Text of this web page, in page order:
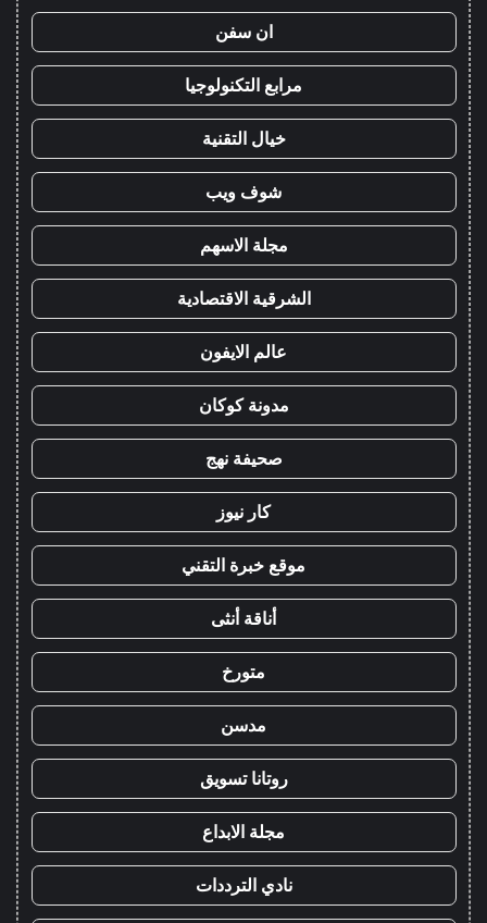
ان سفن
مرابع التكنولوجيا
خيال التقنية
شوف ويب
مجلة الاسهم
الشرقية الاقتصادية
عالم الايفون
مدونة كوكان
صحيفة نهج
كار نيوز
موقع خبرة التقني
أناقة أنثى
متورخ
مدسن
روتانا تسويق
مجلة الابداع
نادي الترددات